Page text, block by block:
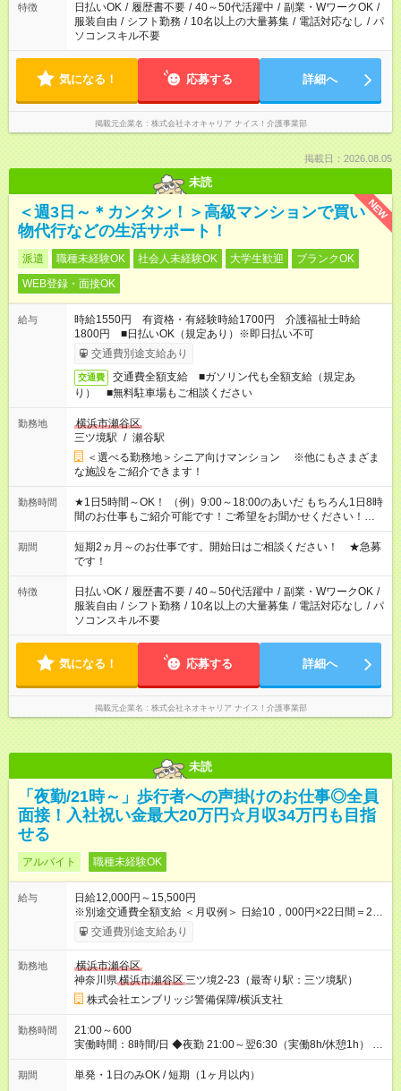
特徴 日払いOK / 履歴書不要 / 40～50代活躍中 / 副業・WワークOK /
服装自由 / シフト勤務 / 10名以上の大量募集 / 電話対応なし / パ
ソコンスキル不要
気になる！ 応募する 詳細へ
掲載元企業名 株式会社ネオキャリア ナイス！介護事業部
掲載日：2026.08.05
未読
NEW
＜週3日～＊カンタン！＞高級マンションで買い
物代行などの生活サポート！
派遣 職種未経験OK 社会人未経験OK 大学生歓迎
ブランクOK
WEB登録・面接OK
給与
時給1550円 有資格・有経験時給1700円 介護福祉士時給
1800円 ■日払いOK（規定あり）※即日払い不可
交通費別途支給あり
交通費
交通費全額支給 ■ガソリン代も全額支給（規定あ
り） ■無料駐車場もご相談ください
勤務地
横浜市瀬谷区
三ツ境駅 / 瀬谷駅
＜選べる勤務地＞シニア向けマンション ※他にもさまざま
な施設をご紹介できます！
勤務時間
★1日5時間～OK！ （例）9:00～18:00のあいだ もちろん1日8時
間のお仕事もご紹介可能です！ご希望をお聞かせください！★家
庭の都合でお休みが必要な場合も遠慮なくご相談ください。 ※
週最低15時間以上の勤務が必要です
期間
短期2ヵ月～のお仕事です。開始日はご相談ください！ ★急募
です！
特徴 日払いOK / 履歴書不要 / 40～50代活躍中 / 副業・WワークOK /
服装自由 / シフト勤務 / 10名以上の大量募集 / 電話対応なし / パ
ソコンスキル不要
気になる！ 応募する 詳細へ
掲載元企業名 株式会社ネオキャリア ナイス！介護事業部
未読
「夜勤/21時～」歩行者への声掛けのお仕事◎全員
面接！入社祝い金最大20万円☆月収34万円も目指
せる
アルバイト 職種未経験OK
給与
日給12,000円～15,500円
※別途交通費全額支給 ＜月収例＞ 日給10，000円×22日間＝22
万円 ◆スタートダッシュに 入社祝金最大200，000円を支給！
研修手当(法定研修20時間)：24，500円支給！ ◆昇給あり 資格
用の履歴を提出で、交通費全額支給！ 自動車通勤・バイク通勤
もOK ◆日当保証 たとえ仕事が1時間で終わっても 日当は全額お
支払いします！ 業者さんと協力し合って、早く仕事を終えるほ
ど、お得……！ ◆その他 資格応援手当・隊長手当等 アルバイ
トから社員雇用までのキャリアアップを楽しめるスキームをご
用意しております☆ 【試用期間】試用期間なし
交通費別途支給あり
勤務地
横浜市瀬谷区
神奈川県横浜市瀬谷区三ツ境2-23（最寄り駅：三ツ境駅）
株式会社エンブリッジ警備保障/横浜支社
勤務時間
21:00～600
実働時間：8時間/日 ◆夜勤 21:00～翌6:30（実働8h/休憩1h） ※
勤務地により勤務時間は多少変動あり ◆希望のシフトで働け
る！ 希望の勤務日数がありましたらご相談下さい。 週1日、月1
期間 単発・1日のみOK / 短期（1ヶ月以内）